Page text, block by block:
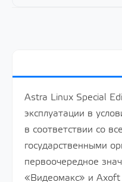
Astra Linux Special
эксплуатации в
в соответствии со
государственными
первоочередное
«Видеомакс» и Axoft